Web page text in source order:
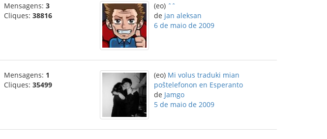
Mensagens: 3
Cliques: 38816
(eo) ˆˆ
de jan aleksan
6 de maio de 2009
Mensagens: 1
Cliques: 35499
(eo) Mi volus traduki mian
poŝtelefonon en Esperanto
de Jamgo
5 de maio de 2009